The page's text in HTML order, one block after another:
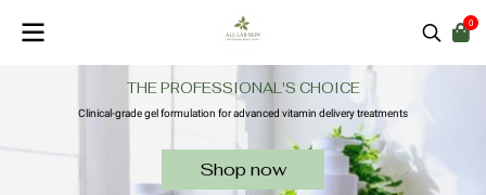
0
THE PROFESSIONAL'S CHOICE
Clinical-grade gel formulation for advanced vitamin delivery treatments
Shop now